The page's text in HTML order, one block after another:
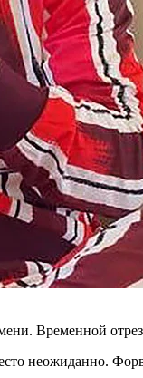
Временной
неожиданно.